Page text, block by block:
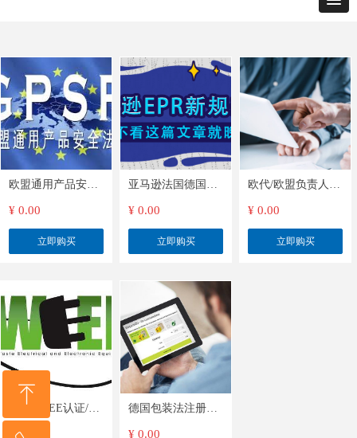
欧盟通用产品安全
法规认证GPSR注册
¥ 0.00
立即购买
亚马逊法国德国英
国EPR注册申报能
效检测和标签
¥ 0.00
立即购买
欧代/欧盟负责人/
欧盟授权代表
¥ 0.00
立即购买
德国WEEE认证/产
品安全法
¥ 0.00
德国包装法注册
VerpackG
¥ 0.00
ꁸ